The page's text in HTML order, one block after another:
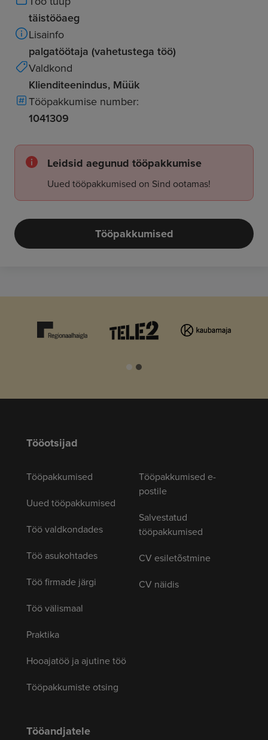
täistööaeg
Lisainfo
palgatöötaja (vahetustega töö)
Valdkond
Klienditeenindus, Müük
Tööpakkumise number:
1041309
Leidsid aegunud tööpakkumise
Uued tööpakkumised on Sind ootamas!
Tööpakkumised
Tööotsijad
Tööpakkumised
Uued tööpakkumised
Töö valdkondades
Töö asukohtades
Töö firmade järgi
Töö välismaal
Praktika
Hooajatöö ja ajutine töö
Tööpakkumiste otsing
Tööpakkumised e-
postile
Salvestatud
tööpakkumised
CV esiletõstmine
CV näidis
Tööandjatele